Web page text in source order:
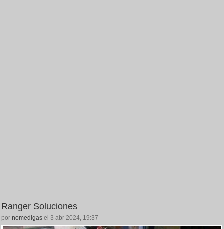
Ranger Soluciones
por nomedigas el 3 abr 2024, 19:37